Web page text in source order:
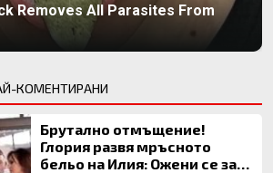
Removes All Parasites From
КОМЕНТИРАНИ
Брутално отмъщение!
Глория развя мръсното
бельо на Илия: Ожени се за